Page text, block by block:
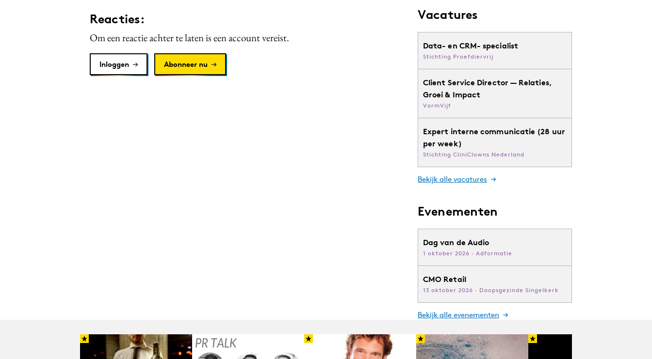
Reacties:
Om een reactie achter te laten is een account vereist.
Inloggen Abonneer nu
Vacatures
Data- en CRM- specialist
Stichting Proefdiervrij
Client Service Director — Relaties,
Groei & Impact
VormVijf
Expert interne communicatie (28 uur
per week)
Stichting CliniClowns Nederland
Bekijk alle vacatures
Evenementen
Dag van de Audio
1 oktober 2026 · Adformatie
CMO Retail
13 oktober 2026 · Doopsgezinde Singelkerk
Bekijk alle evenementen